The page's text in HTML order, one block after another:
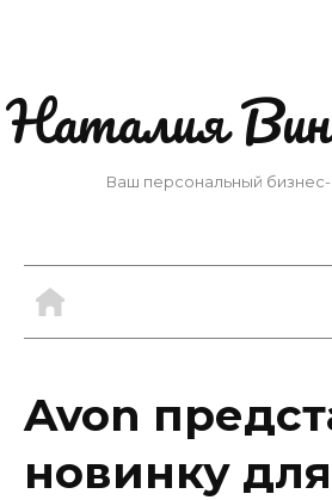
Наталия
Ваш персональный бизнес-
Avon
новинку